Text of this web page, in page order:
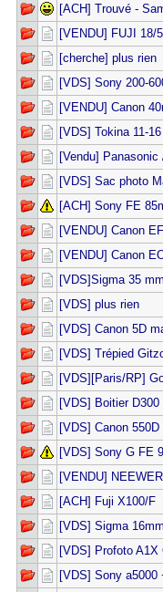
[ACH] Trouvé -
[VENDU] FUJI 18/
[cherche] plus rien
[VDS] Sony 200-
[VENDU] Canon
[VDS] Tokina 11-
[Vendu]
[VDS] Sac photo
[ACH] Sony FE
[VENDU] Canon
[VENDU] Canon
[VDS]Sigma 35
[VDS] plus rien
[VDS] Canon 5D
[VDS] Trépied
[VDS][Paris/RP]
[VDS] Boitier
[VDS] Canon
[VDS] Sony G FE
[VENDU]
[ACH] Fuji X100/F
[VDS] Sigma
[VDS] Profoto
[VDS] Sony